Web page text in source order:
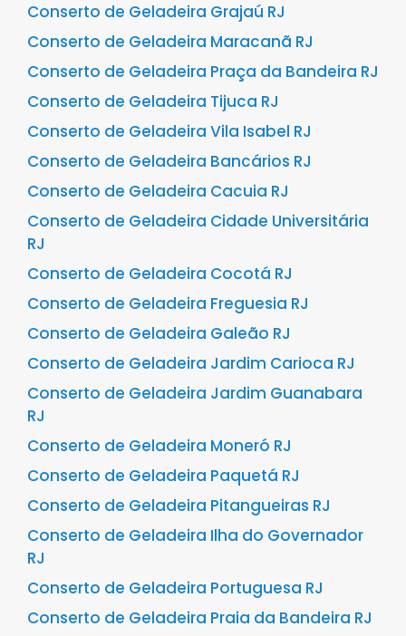
Conserto de Geladeira Grajaú RJ
Conserto de Geladeira Maracanã RJ
Conserto de Geladeira Praça da Bandeira RJ
Conserto de Geladeira Tijuca RJ
Conserto de Geladeira Vila Isabel RJ
Conserto de Geladeira Bancários RJ
Conserto de Geladeira Cacuia RJ
Conserto de Geladeira Cidade Universitária
RJ
Conserto de Geladeira Cocotá RJ
Conserto de Geladeira Freguesia RJ
Conserto de Geladeira Galeão RJ
Conserto de Geladeira Jardim Carioca RJ
Conserto de Geladeira Jardim Guanabara
RJ
Conserto de Geladeira Moneró RJ
Conserto de Geladeira Paquetá RJ
Conserto de Geladeira Pitangueiras RJ
Conserto de Geladeira Ilha do Governador
RJ
Conserto de Geladeira Portuguesa RJ
Conserto de Geladeira Praia da Bandeira RJ